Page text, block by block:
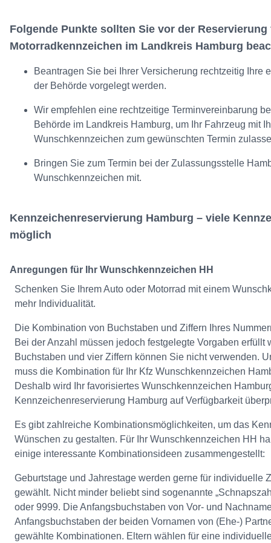
Folgende Punkte sollten Sie vor der
Motorradkennzeichen im Landkreis Hamburg
Beantragen Sie bei Ihrer Versicherung rechtzeitig Ihre
der Behörde vorgelegt werden.
Wir empfehlen eine rechtzeitige Terminvereinbarung
Behörde im Landkreis Hamburg, um Ihr Fahrzeug mit
Wunschkennzeichen zum gewünschten Termin
Bringen Sie zum Termin bei der Zulassungsstelle
Wunschkennzeichen mit.
Kennzeichenreservierung Hamburg – viele
möglich
Anregungen für Ihr Wunschkennzeichen HH
Schenken Sie Ihrem Auto oder Motorrad mit einem
mehr Individualität.
Die Kombination von Buchstaben und Ziffern Ihres
Bei der Anzahl müssen jedoch festgelegte Vorgaben erfüllt
Buchstaben und vier Ziffern können Sie nicht verwenden.
muss die Kombination für Ihr Kfz Wunschkennzeichen
Deshalb wird Ihr favorisiertes Wunschkennzeichen
Kennzeichenreservierung Hamburg auf Verfügbarkeit
Es gibt zahlreiche Kombinationsmöglichkeiten, um das
Wünschen zu gestalten. Für Ihr Wunschkennzeichen HH
einige interessante Kombinationsideen zusammengestellt:
Geburtstage und Jahrestage werden gerne für individuelle
gewählt. Nicht minder beliebt sind sogenannte
oder 9999. Die Anfangsbuchstaben von Vor- und
Anfangsbuchstaben der beiden Vornamen von (Ehe-)
gewählte Kombinationen. Eltern wählen für eine